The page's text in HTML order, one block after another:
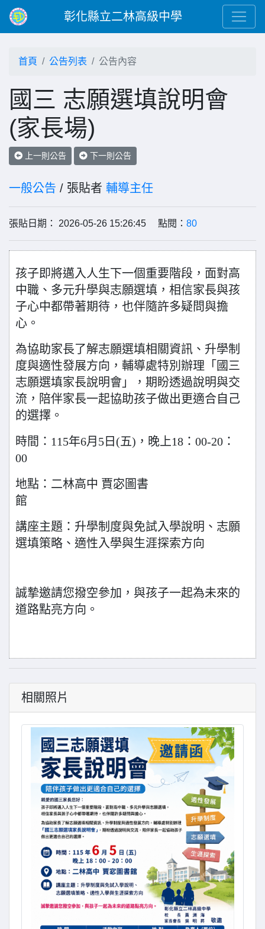
彰化縣立二林高級中學
首頁 公告列表 公告內容
國三 志願選填說明會
(家長場)
上一則公告 下一則公告
一般公告 / 張貼者 輔導主任
張貼日期： 2026-05-26 15:26:45 點閱： 80
孩子即將邁入人生下一個重要階段，面對高
中職、多元升學與志願選填，相信家長與孩
子心中都帶著期待，也伴隨許多疑問與擔
心。
為協助家長了解志願選填相關資訊、升學制
度與適性發展方向，輔導處特別辦理「國三
志願選填家長說明會」，期盼透過說明與交
流，陪伴家長一起協助孩子做出更適合自己
的選擇。
時間：115年6月5日(五)，晚上18：00-20：
00
地點：二林高中 賈宓圖書
館
講座主題：升學制度與免試入學說明、志願
選填策略、適性入學與生涯探索方向
誠摯邀請您撥空參加，與孩子一起為未來的
道路點亮方向。
相關照片